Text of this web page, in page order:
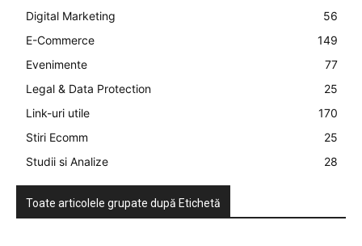
Digital Marketing
56
E-Commerce
149
Evenimente
77
Legal & Data Protection
25
Link-uri utile
170
Stiri Ecomm
25
Studii si Analize
28
Toate articolele grupate după Etichetă